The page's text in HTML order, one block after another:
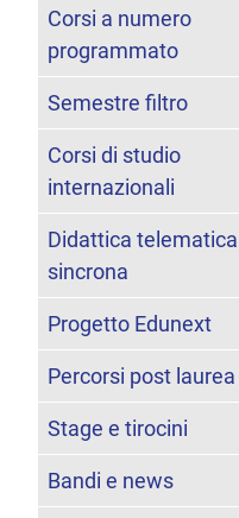
Corsi a numero
programmato
Semestre filtro
Corsi di studio
internazionali
Didattica telematica
sincrona
Progetto Edunext
Percorsi post laurea
Stage e tirocini
Bandi e news